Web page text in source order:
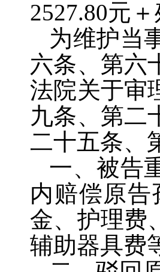
2527.80元
为维护当
六条、第六
法院关于审
九条、第二
二十五条、
一、被告
内赔偿原
金、护理费
辅助器具费